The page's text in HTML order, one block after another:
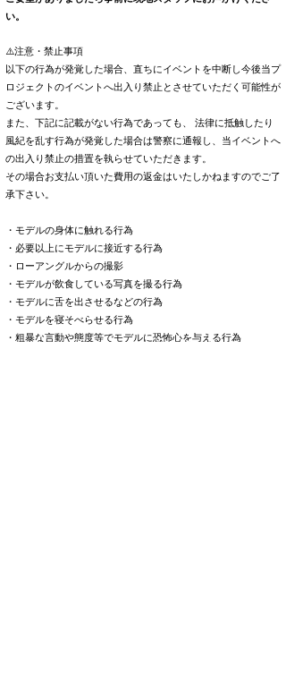
い。
⚠️注意・禁止事項
以下の行為が発覚した場合、直ちにイベントを中断し今後当プ
ロジェクトのイベントへ出入り禁止とさせていただく可能性が
ございます。
また、下記に記載がない行為であっても、 法律に抵触したり
風紀を乱す行為が発覚した場合は警察に通報し、当イベントへ
の出入り禁止の措置を執らせていただきます。
その場合お支払い頂いた費用の返金はいたしかねますのでご了
承下さい。
・モデルの身体に触れる行為
・必要以上にモデルに接近する行為
・ローアングルからの撮影
・モデルが飲食している写真を撮る行為
・モデルに舌を出させるなどの行為
・モデルを寝そべらせる行為
・粗暴な言動や態度等でモデルに恐怖心を与える行為